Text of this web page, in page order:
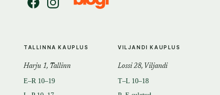
TALLINNA KAUPLUS
Harju 1, Tallinn
E–R 10–19
VILJANDI KAUPLUS
Lossi 28, Viljandi
T–L 10–18